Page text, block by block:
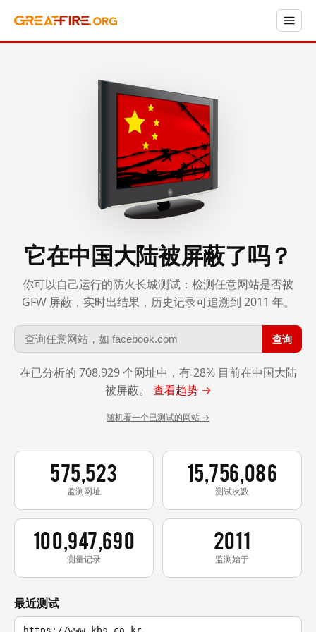
它在中国大陆被屏蔽了吗？
你可以自己运行的防火长城测试：检测任意网站是否被
GFW 屏蔽，实时出结果，历史记录可追溯到 2011 年。
查询
在已分析的 708,929 个网址中，有 28% 目前在中国大陆
被屏蔽。 查看趋势 →
随机看一个已测试的网站 →
575,523
监测网址
15,756,086
测试次数
100,947,690
测量记录
2011
监测始于
最近测试